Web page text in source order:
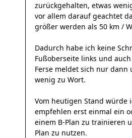
zurückgehalten, etwas
vor allem darauf geachtet
größer werden als 50 km /
Dadurch habe ich keine
Fußoberseite links und
Ferse meldet sich nur dann
wenig zu Wort.
Vom heutigen Stand würde
empfehlen erst einmal ein
einem B-Plan zu trainieren
Plan zu nutzen.